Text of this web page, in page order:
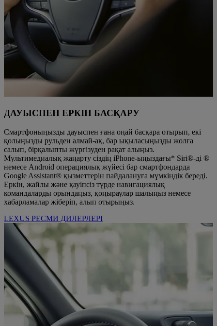
ДАУЫСПЕН ЕРКІН БАСҚАРУ
Смартфоныңызды дауыспен ғана оңай басқара отырып, екі
қолыңызды рульден алмай-ақ, бар ықыласыңызды жолға
салып, бірқалыпты жүргізуден рақат алыңыз.
Мультимедиалық жаңарту сіздің iPhone-ыңыздағы* Siri®-ді ®
немесе Android операциялық жүйесі бар смартфондарда
Google Assistant® қызметтерін пайдалануға мүмкіндік береді.
Еркін, жайлы және қауіпсіз түрде навигациялық
командаларды орындаңыз, қоңыраулар шалыңыз немесе
хабарламалар жіберіп, алып отырыңыз.
LEXUS РЕСМИ ДИЛЕРЛЕРІ